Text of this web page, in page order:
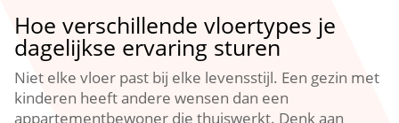
Hoe verschillende vloertypes je
dagelijkse ervaring sturen
Niet elke vloer past bij elke levensstijl.​ Een gezin met
kinderen heeft andere wensen dan een
appartementbewoner die thuiswerkt.​ Denk aan